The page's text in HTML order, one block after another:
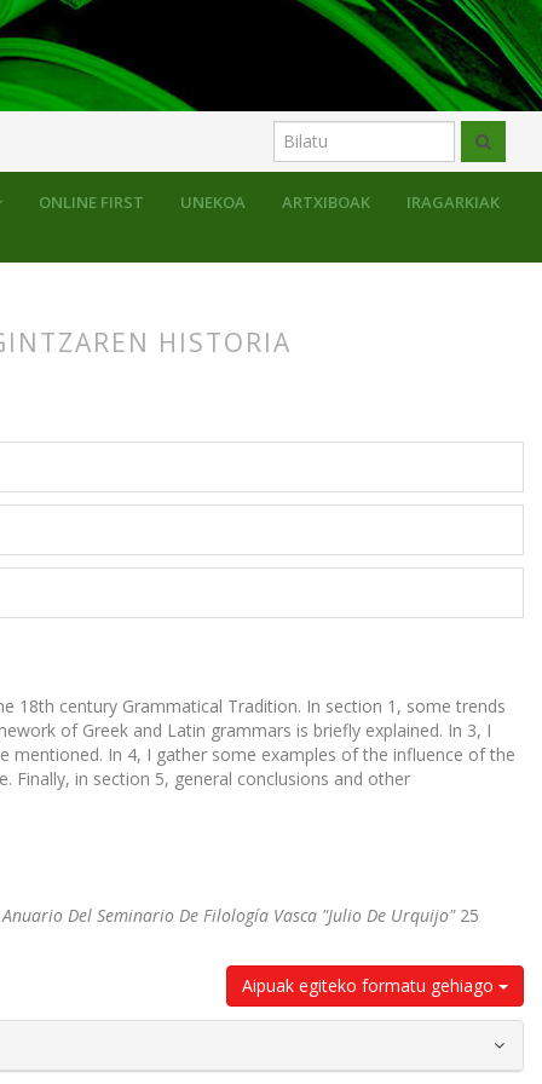
ONLINE FIRST UNEKOA ARTXIBOAK IRAGARKIAK
HISTORIA
18th century Grammatical Tradition. In section 1, some trends
of Greek and Latin grammars is briefly explained. In 3, I
In 4, I gather some examples of the influence of the
Finally, in section 5, general conclusions and other
Anuario Del Seminario De Filología Vasca "Julio De Urquijo"25
Aipuak egiteko formatu gehiago